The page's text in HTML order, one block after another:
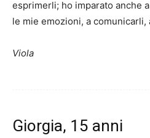
esprimerli; ho imparato anche
le mie emozioni, a
Viola
Giorgia, 15 anni